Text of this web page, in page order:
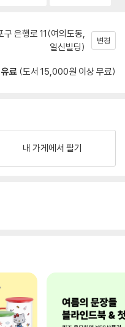
구 은행로 11(여의도동,
일신빌딩)
변경
유료 (도서 15,000원 이상 무료)
내 가게에서 팔기